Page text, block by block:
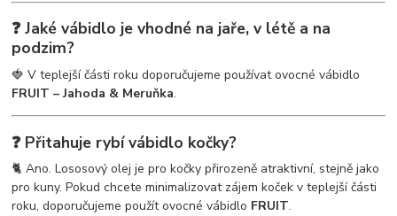
❓ Jaké vábidlo je vhodné na jaře, v létě a na
podzim?
🍓 V teplejší části roku doporučujeme používat ovocné vábidlo
FRUIT – Jahoda & Meruňka.
❓ Přitahuje rybí vábidlo kočky?
🐈 Ano. Lososový olej je pro kočky přirozeně atraktivní, stejně jako
pro kuny. Pokud chcete minimalizovat zájem koček v teplejší části
roku, doporučujeme použít ovocné vábidlo FRUIT.